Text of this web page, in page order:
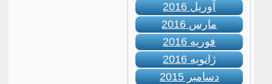
آوریل 2016
مارس 2016
فوریه 2016
ژانویه 2016
دسامبر 2015